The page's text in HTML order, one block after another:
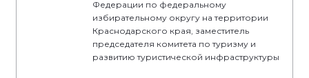
Федерации по федеральному
избирательному округу на территории
Краснодарского края, заместитель
председателя комитета по туризму и
развитию туристической инфраструктуры